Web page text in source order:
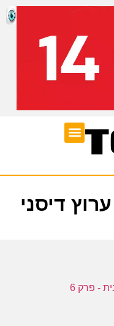
דיסני